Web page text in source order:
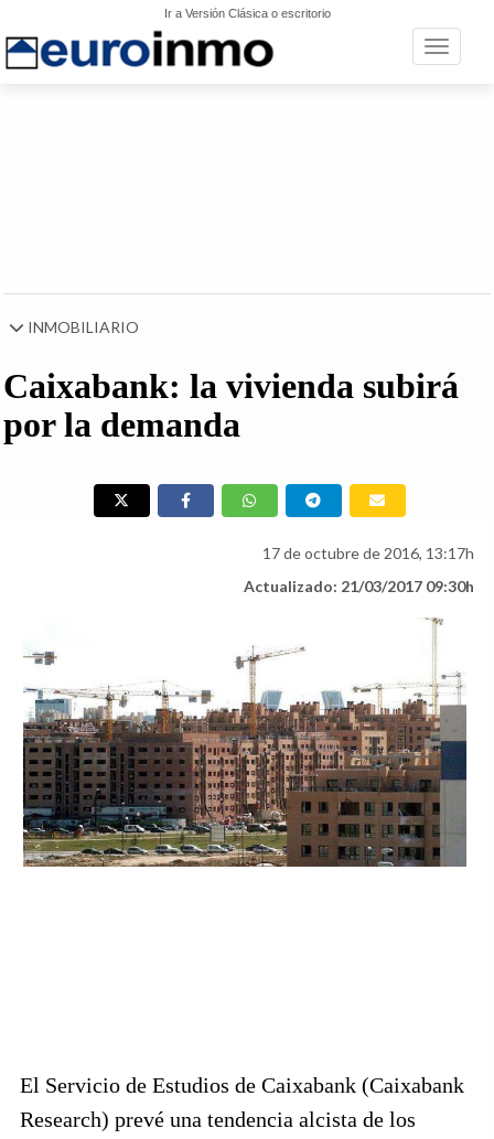
Ir a Versión Clásica o escritorio
Toggle
INMOBILIARIO
Caixabank: la vivienda subirá
por la demanda
17 de octubre de 2016, 13:17h
Actualizado: 21/03/2017 09:30h
El Servicio de Estudios de Caixabank (Caixabank
Research) prevé una tendencia alcista de los